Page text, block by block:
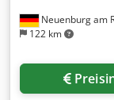
Neuenburg am
122 km